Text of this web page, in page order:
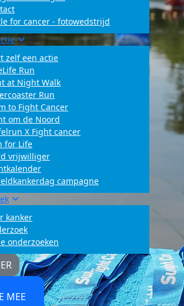
for cancer - fotowedstrijd
zelf een actie
Run
at Night Walk
Run
to Fight Cancer
om de Noord
X Fight cancer
for Life
vrijwilliger
campagne
kanker
onderzoeken
MEE